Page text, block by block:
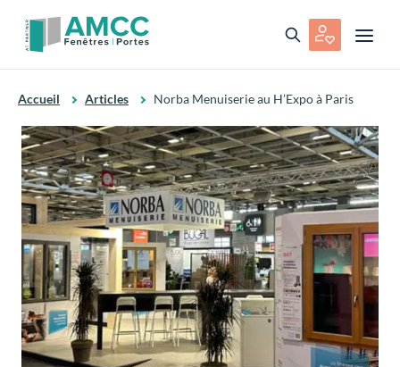
Accueil Articles Norba Menuiserie au H’Expo à Paris